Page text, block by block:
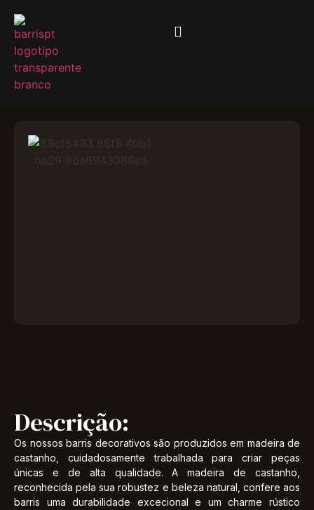
Descrição:
Os nossos barris decorativos são produzidos em madeira de
castanho, cuidadosamente trabalhada para criar peças
únicas e de alta qualidade. A madeira de castanho,
reconhecida pela sua robustez e beleza natural, confere aos
barris uma durabilidade excecional e um charme rústico